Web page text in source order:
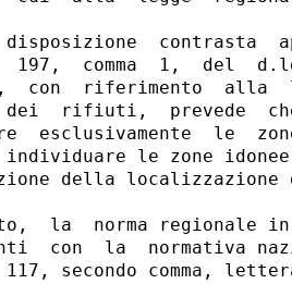
disposizione  contrasta
comma  1,  del
con  riferimento  alla
dei  rifiuti,  prevede
esclusivamente  le
individuare le zone
della
la  norma regionale
con  la  normativa
secondo comma,